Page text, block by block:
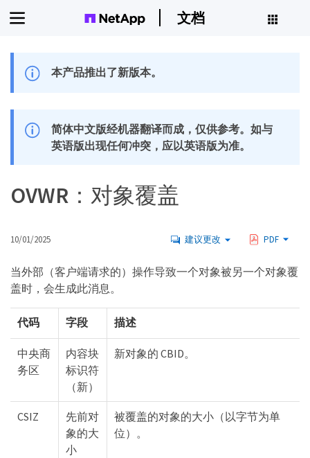
文档
本产品推出了新版本。
简体中文版经机器翻译而成，仅供参考。如与
英语版出现任何冲突，应以英语版为准。
OVWR：对象覆盖
10/01/2025 建议更改 PDF
当外部（客户端请求的）操作导致一个对象被另一个对象覆
盖时，会生成此消息。
代码 字段 描述
中央商
务区
内容块
标识符
（新）
新对象的 CBID。
CSIZ
先前对
象的大
小
被覆盖的对象的大小（以字节为单
位）。